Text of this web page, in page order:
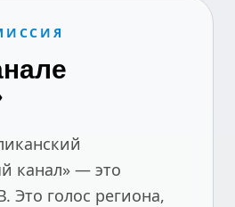
канал» — это
Это голос региона,